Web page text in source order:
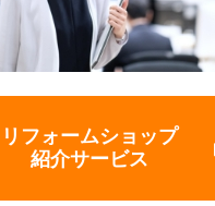
リフォームショップ
紹介サービス